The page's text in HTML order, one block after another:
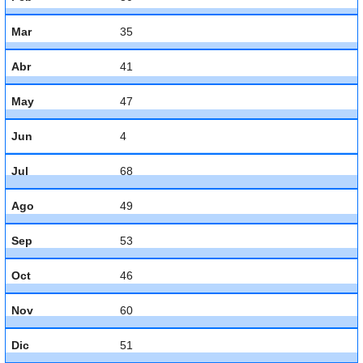
Mar 35
Abr 41
May 47
Jun 4
Jul 68
Ago 49
Sep 53
Oct 46
Nov 60
Dic 51